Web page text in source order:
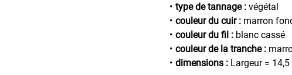
type de tannage : végétal
couleur du cuir : marron
couleur du fil : blanc cassé
couleur de la tranche :
dimensions : Largeur =